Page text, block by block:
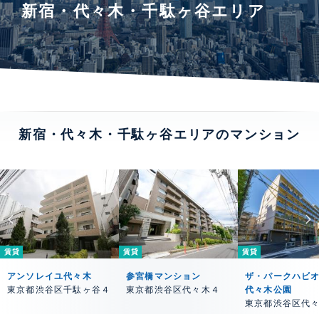
新宿・代々木・千駄ヶ谷エリア
新宿・代々木・千駄ヶ谷エリアのマンション
賃貸
アンソレイユ代々木
東京都渋谷区千駄ヶ谷４
賃貸
参宮橋マンション
東京都渋谷区代々木４
賃貸
ザ・パークハビ
代々木公園
東京都渋谷区代